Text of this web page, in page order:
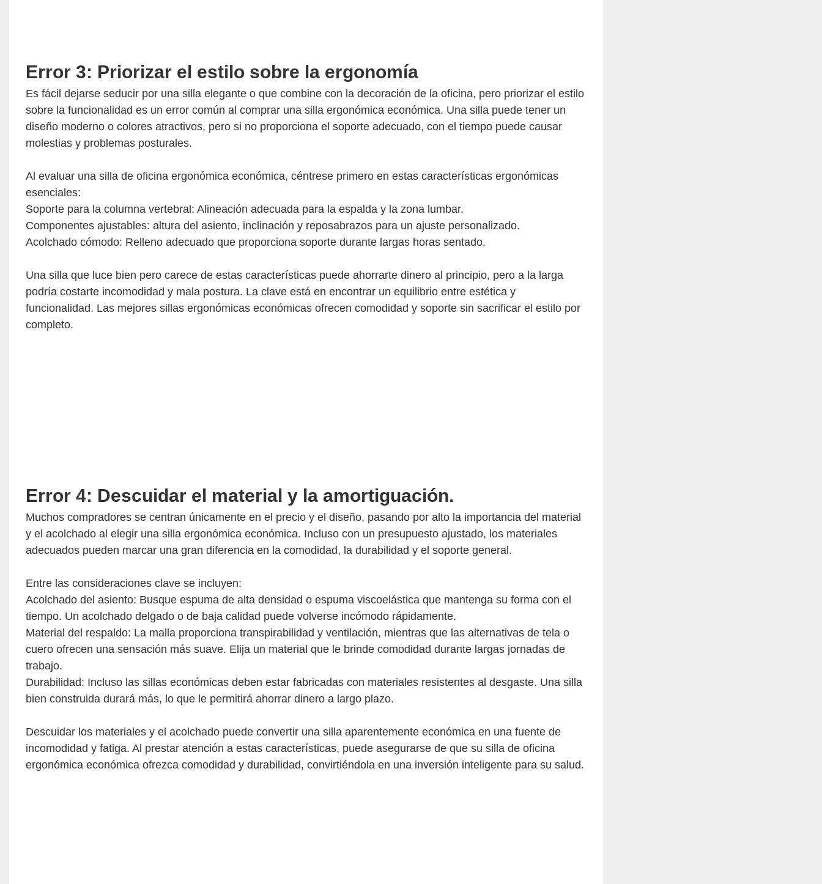
Error 3: Priorizar el estilo sobre la ergonomía
Es fácil dejarse seducir por una silla elegante o que combine con la decoración de la oficina, pero priorizar el estilo
sobre la funcionalidad es un error común al comprar una silla ergonómica económica. Una silla puede tener un
diseño moderno o colores atractivos, pero si no proporciona el soporte adecuado, con el tiempo puede causar
molestias y problemas posturales.
Al evaluar una silla de oficina ergonómica económica, céntrese primero en estas características ergonómicas
esenciales:
Soporte para la columna vertebral: Alineación adecuada para la espalda y la zona lumbar.
Componentes ajustables: altura del asiento, inclinación y reposabrazos para un ajuste personalizado.
Acolchado cómodo: Relleno adecuado que proporciona soporte durante largas horas sentado.
Una silla que luce bien pero carece de estas características puede ahorrarte dinero al principio, pero a la larga
podría costarte incomodidad y mala postura. La clave está en encontrar un equilibrio entre estética y
funcionalidad. Las mejores sillas ergonómicas económicas ofrecen comodidad y soporte sin sacrificar el estilo por
completo.
Error 4: Descuidar el material y la amortiguación.
Muchos compradores se centran únicamente en el precio y el diseño, pasando por alto la importancia del material
y el acolchado al elegir una silla ergonómica económica. Incluso con un presupuesto ajustado, los materiales
adecuados pueden marcar una gran diferencia en la comodidad, la durabilidad y el soporte general.
Entre las consideraciones clave se incluyen:
Acolchado del asiento: Busque espuma de alta densidad o espuma viscoelástica que mantenga su forma con el
tiempo. Un acolchado delgado o de baja calidad puede volverse incómodo rápidamente.
Material del respaldo: La malla proporciona transpirabilidad y ventilación, mientras que las alternativas de tela o
cuero ofrecen una sensación más suave. Elija un material que le brinde comodidad durante largas jornadas de
trabajo.
Durabilidad: Incluso las sillas económicas deben estar fabricadas con materiales resistentes al desgaste. Una silla
bien construida durará más, lo que le permitirá ahorrar dinero a largo plazo.
Descuidar los materiales y el acolchado puede convertir una silla aparentemente económica en una fuente de
incomodidad y fatiga. Al prestar atención a estas características, puede asegurarse de que su silla de oficina
ergonómica económica ofrezca comodidad y durabilidad, convirtiéndola en una inversión inteligente para su salud.